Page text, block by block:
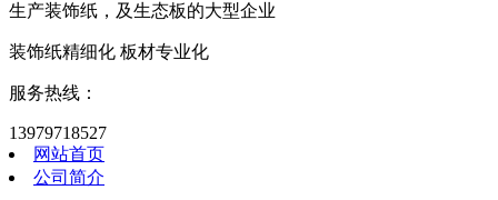
生产装饰纸，及生态板的大型企业
装饰纸精细化 板材专业化
服务热线：
13979718527
网站首页
公司简介